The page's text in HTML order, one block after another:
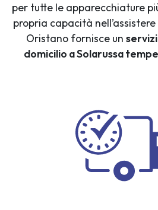
per tutte le apparecchiature
propria capacità
Oristano fornisce un
domicilio a Solarussa